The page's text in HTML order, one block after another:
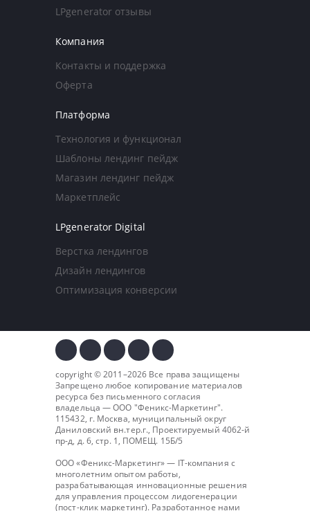
LPgenerator отзывы
Компания
Контакты и поддержка
Оферта
Платформа
Технология и функционал
Шаблоны лендинг пейдж
Магазин лендинг пейдж
Маркетплейс
LPgenerator Digital
Верстка лендингов
Дизайн лендингов
Оптимизация конверсии
copyright © 2011–2026 Все права защищены
Запрещено любое копирование материалов
ресурса без письменного согласия
владельца — ООО "Феникс-Маркетинг".
115432, г. Москва, муниципальный округ
Даниловский вн.тер.г., Проектируемый 4062-й
пр-д, д. 6, стр. 1, ПОМЕЩ. 15Б/5
ООО «Феникс-Маркетинг» — IT-компания с
многолетним опытом работы,
разрабатывающая инновационные решения
для управления процессом лидогенерации
(пост-клик маркетинг). Разработанное нами